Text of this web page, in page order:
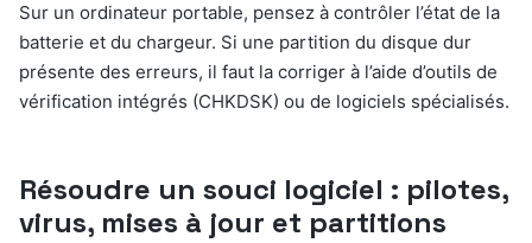
Sur un ordinateur portable, pensez à contrôler l’état de la
batterie et du chargeur. Si une partition du disque dur
présente des erreurs, il faut la corriger à l’aide d’outils de
vérification intégrés (CHKDSK) ou de logiciels spécialisés.
Résoudre un souci logiciel : pilotes,
virus, mises à jour et partitions